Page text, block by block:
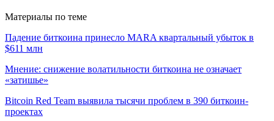
Материалы по теме
Падение биткоина принесло MARA квартальный убыток в
$611 млн
Мнение: снижение волатильности биткоина не означает
«затишье»
Bitcoin Red Team выявила тысячи проблем в 390 биткоин-
проектах